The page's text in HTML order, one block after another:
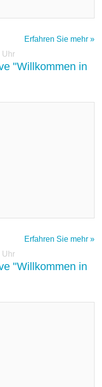
Erfahren Sie mehr »
Uhr
"Willkommen in
Erfahren Sie mehr »
Uhr
"Willkommen in